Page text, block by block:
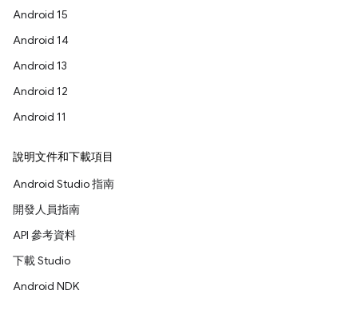
Android 15
Android 14
Android 13
Android 12
Android 11
說明文件和下載項目
Android Studio 指南
開發人員指南
API 參考資料
下載 Studio
Android NDK